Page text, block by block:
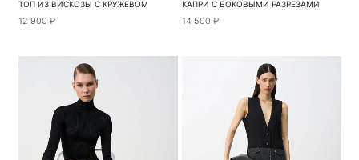
ТОП ИЗ ВИСКОЗЫ С КРУЖЕВОМ
12 900 ₽
КАПРИ С БОКОВЫМИ РАЗРЕЗАМИ
14 500 ₽